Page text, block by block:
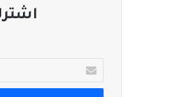
بريدك
الإلكتروني